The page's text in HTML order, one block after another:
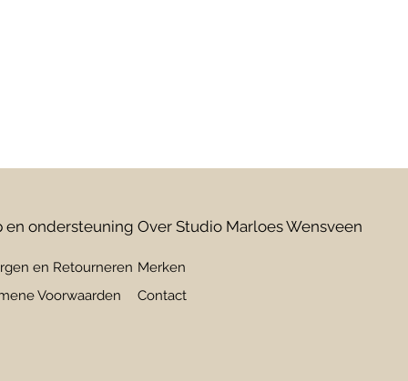
en ondersteuning
en Retourneren
Voorwaarden
Over Studio Marloes Wensveen
Merken
Contact